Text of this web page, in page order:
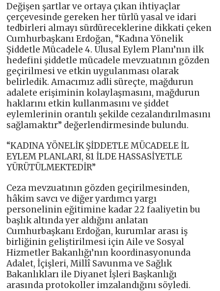
Değişen şartlar ve ortaya çıkan ihtiyaçlar
çerçevesinde gereken her türlü yasal ve idari
tedbirleri almayı sürdüreceklerine dikkati çeken
Cumhurbaşkanı Erdoğan, “Kadına Yönelik
Şiddetle Mücadele 4. Ulusal Eylem Planı’nın ilk
hedefini şiddetle mücadele mevzuatının gözden
geçirilmesi ve etkin uygulanması olarak
belirledik. Amacımız adli süreçte, mağdurun
adalete erişiminin kolaylaşmasını, mağdurun
haklarını etkin kullanmasını ve şiddet
eylemlerinin orantılı şekilde cezalandırılmasını
sağlamaktır” değerlendirmesinde bulundu.
“KADINA YÖNELİK ŞİDDETLE MÜCADELE İL
EYLEM PLANLARI, 81 İLDE HASSASİYETLE
YÜRÜTÜLMEKTEDİR”
Ceza mevzuatının gözden geçirilmesinden,
hâkim savcı ve diğer yardımcı yargı
personelinin eğitimine kadar 22 faaliyetin bu
başlık altında yer aldığını anlatan
Cumhurbaşkanı Erdoğan, kurumlar arası iş
birliğinin geliştirilmesi için Aile ve Sosyal
Hizmetler Bakanlığı’nın koordinasyonunda
Adalet, İçişleri, Millî Savunma ve Sağlık
Bakanlıkları ile Diyanet İşleri Başkanlığı
arasında protokoller imzalandığını söyledi.